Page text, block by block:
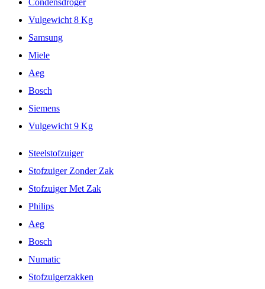
Condensdroger
Vulgewicht 8 Kg
Samsung
Miele
Aeg
Bosch
Siemens
Vulgewicht 9 Kg
Steelstofzuiger
Stofzuiger Zonder Zak
Stofzuiger Met Zak
Philips
Aeg
Bosch
Numatic
Stofzuigerzakken